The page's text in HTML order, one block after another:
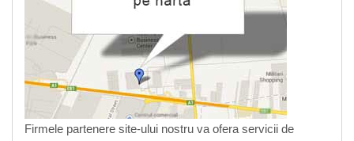
Firmele partenere site-ului nostru va ofera servicii de